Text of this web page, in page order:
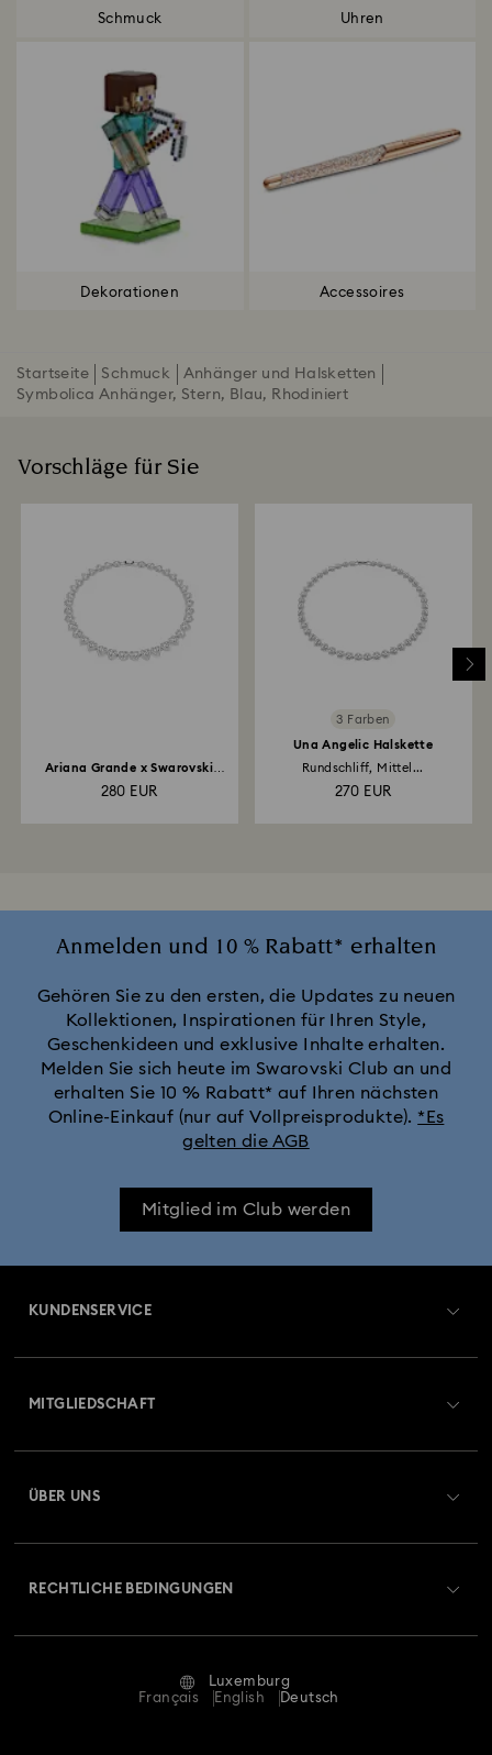
Schmuck Uhren
Dekorationen Accessoires
Startseite Schmuck
Anhänger und Halsketten
Symbolica Anhänger, Stern, Blau, Rhodiniert
Vorschläge für Sie
Ariana Grande x Swarovski
280 EUR
3 Farben
Una Angelic Halskette
Rundschliff, Mittel...
270 EUR
Anmelden und 10 % Rabatt* erhalten
Gehören Sie zu den ersten, die Updates zu neuen
Kollektionen, Inspirationen für Ihren Style,
Geschenkideen und exklusive Inhalte erhalten.
Melden Sie sich heute im Swarovski Club an und
erhalten Sie 10 % Rabatt* auf Ihren nächsten
Online-Einkauf (nur auf Vollpreisprodukte). *Es
gelten die AGB
Mitglied im Club werden
KUNDENSERVICE
Retouren und Umtausch
Reparaturstatus
MITGLIEDSCHAFT
ÜBER UNS
RECHTLICHE BEDINGUNGEN
Luxemburg
Français
English Deutsch